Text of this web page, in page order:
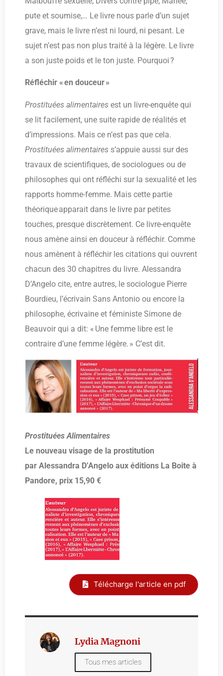
pute et soumise,… Le livre nous parle d’un sujet
grave, mais le livre n’est ni lourd, ni pesant. Le
sujet n’est pas non plus traité à la légère. Le livre
a son juste poids et le ton juste. Pourquoi ?
Réfléchir « en douceur »
Prostituées alimentaires est un livre-enquête qui
se lit facilement, une suite rapide de réalités et
d’impressions. Mais ce n’est pas que cela.
Prostituées alimentaires s’appuie aussi sur des
travaux de scientifiques, de sociologues ou de
philosophes qui ont réfléchi sur la sexualité et les
rapports homme-femme. Mais cette partie
théorique apparait dans le livre par petites
touches, presque discrètement. Ce livre-enquête
nous amène ainsi en douceur à réfléchir. Comme
nous amènent à réfléchir les citations qui ouvrent
chacun des 30 chapitres du livre. Alessandra
D’Angelo cite, entre autres, le sociologue Pierre
Bourdieu, l’écrivain Sans Antonio ou encore la
philosophe, écrivaine et féministe Simone de
Beauvoir qui a dit: « Une femme libre est le
contraire d’une femme légère. » C’est dit.
Prostituées Alimentaires
Le nouveau visage de la prostitution
par Alessandra D’Angelo aux éditions La Boite à
Pandore, prix 15,90 €
Télécharge l'article en pdf
Lydia Magnoni
Tous mes articles